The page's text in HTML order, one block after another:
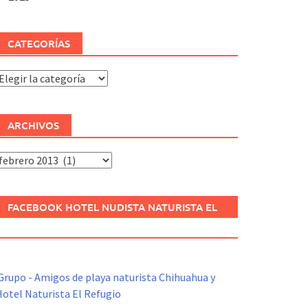
CATEGORÍAS
Categorías
ARCHIVOS
Archivos
FACEBOOK HOTEL NUDISTA NATURISTA EL
- Amigos de playa naturista Chihuahua y
Naturista El Refugio